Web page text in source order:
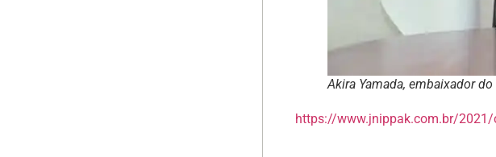
Akira Yamada, embaixador
https://www.jnippak.com.br/2021/